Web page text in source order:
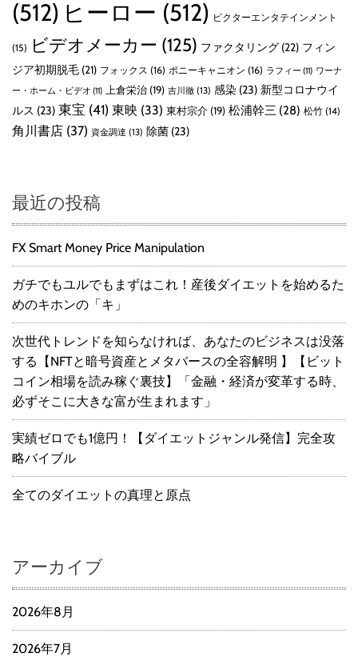
(512) ヒーロー (512) ビクターエンタテインメント
(15) ビデオメーカー (125) ファクタリング (22) フィン
ジア初期脱毛 (21) フォックス (16) ポニーキャニオン (16) ラフィー (11) ワーナ
ー・ホーム・ビデオ (11) 上倉栄治 (19) 吉川徹 (13) 感染 (23) 新型コロナウイ
ルス (23) 東宝 (41) 東映 (33) 東村宗介 (19) 松浦幹三 (28) 松竹 (14)
角川書店 (37) 資金調達 (13) 除菌 (23)
最近の投稿
FX Smart Money Price Manipulation
ガチでもユルでもまずはこれ！産後ダイエットを始めるた
めのキホンの「キ」
次世代トレンドを知らなければ、あなたのビジネスは没落
する【NFTと暗号資産とメタバースの全容解明 】【ビット
コイン相場を読み稼ぐ裏技】「金融・経済が変革する時、
必ずそこに大きな富が生まれます」
実績ゼロでも1億円！【ダイエットジャンル発信】完全攻
略バイブル
全てのダイエットの真理と原点
アーカイブ
2026年8月
2026年7月